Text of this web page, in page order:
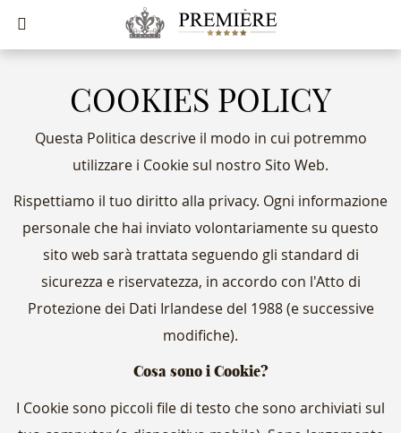
COOKIES POLICY
Questa Politica descrive il modo in cui potremmo
utilizzare i Cookie sul nostro Sito Web.
Rispettiamo il tuo diritto alla privacy. Ogni informazione
personale che hai inviato volontariamente su questo
sito web sarà trattata seguendo gli standard di
sicurezza e riservatezza, in accordo con l'Atto di
Protezione dei Dati Irlandese del 1988 (e successive
modifiche).
Cosa sono i Cookie?
I Cookie sono piccoli file di testo che sono archiviati sul